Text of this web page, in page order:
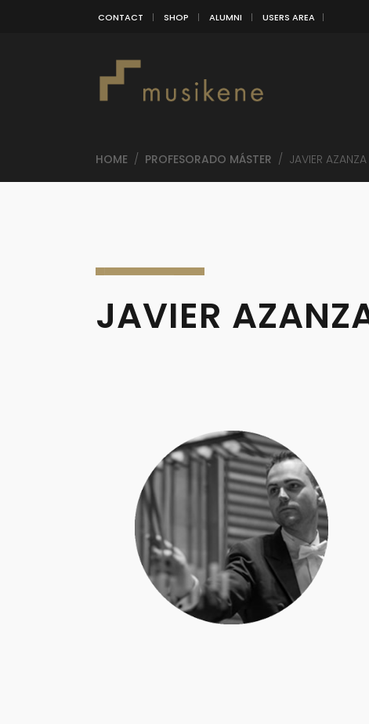
CONTACT SHOP ALUMNI USERS AREA
HOME / PROFESORADO MÁSTER / JAVIER AZANZA
JAVIER